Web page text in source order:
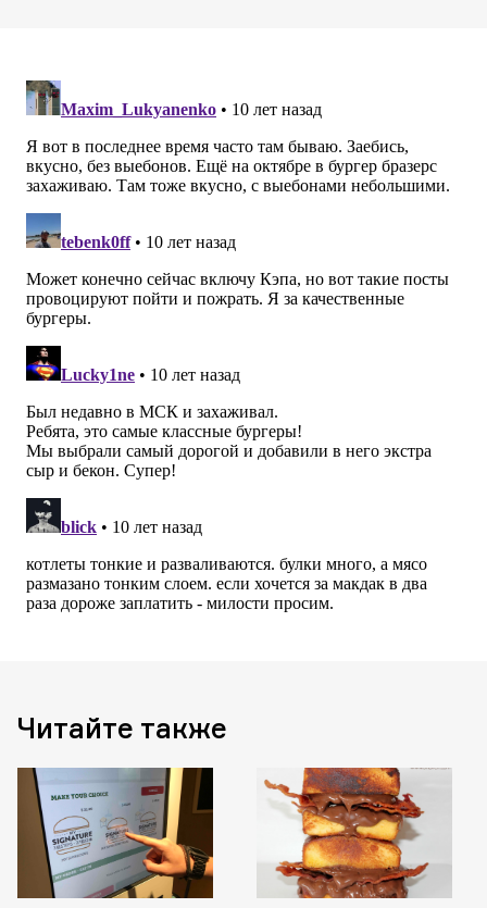
Читайте также